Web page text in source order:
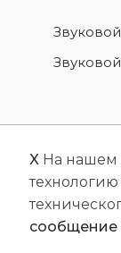
© 2026
XНа нашем
сообщение